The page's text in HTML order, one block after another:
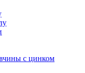
с цинком